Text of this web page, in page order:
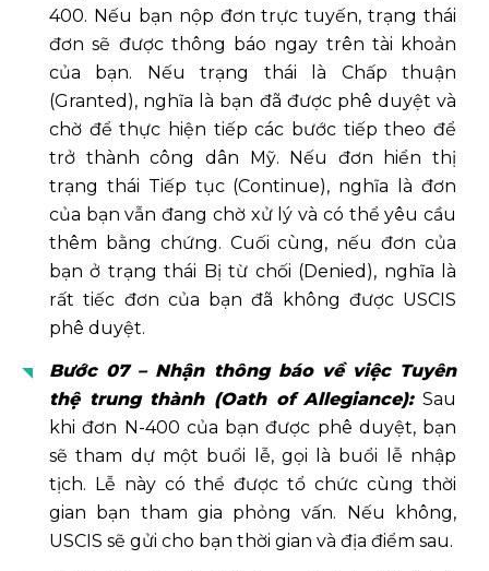
400. Nếu bạn nộp đơn trực tuyến, trạng thái
đơn sẽ được thông báo ngay trên tài khoản
của bạn. Nếu trạng thái là Chấp thuận
(Granted), nghĩa là bạn đã được phê duyệt và
chờ để thực hiện tiếp các bước tiếp theo để
trở thành công dân Mỹ. Nếu đơn hiển thị
trạng thái Tiếp tục (Continue), nghĩa là đơn
của bạn vẫn đang chờ xử lý và có thể yêu cầu
thêm bằng chứng. Cuối cùng, nếu đơn của
bạn ở trạng thái Bị từ chối (Denied), nghĩa là
rất tiếc đơn của bạn đã không được USCIS
phê duyệt.
Bước 07 – Nhận thông báo về việc Tuyên
thệ trung thành (Oath of Allegiance):Sau
khi đơn N-400 của bạn được phê duyệt, bạn
sẽ tham dự một buổi lễ, gọi là buổi lễ nhập
tịch. Lễ này có thể được tổ chức cùng thời
gian bạn tham gia phỏng vấn. Nếu không,
USCIS sẽ gửi cho bạn thời gian và địa điểm sau.